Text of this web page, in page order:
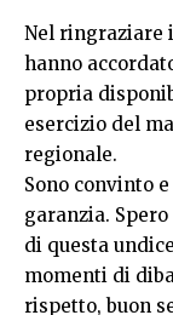
Nel ringraziare
hanno
propria
esercizio del
regionale.
Sono convinto
garanzia.
di questa
momenti di
rispetto, buon